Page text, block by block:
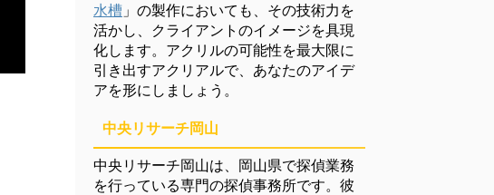
水槽 」の製作においても、その技術力を
活かし、クライアントのイメージを具現
化します。アクリルの可能性を最大限に
引き出すアクリアルで、あなたのアイデ
アを形にしましょう。
中央リサーチ岡山
中央リサーチ岡山は、岡山県で探偵業務
を行っている専門の探偵事務所です。彼